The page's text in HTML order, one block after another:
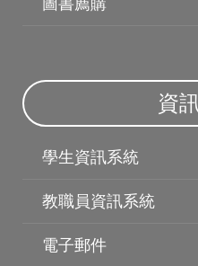
資
學生資訊系統
教職員資訊系統
電子郵件